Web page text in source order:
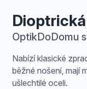
OptikDoDomu
Nabízí klasické
běžné nošení, mají
ušlechtilé oceli.